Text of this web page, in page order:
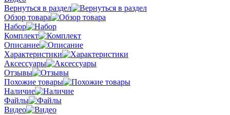
Вернуться в раздел
Обзор товара
Набор
Комплект
Описание
Характеристики
Аксессуары
Отзывы
Похожие товары
Наличие
Файлы
Видео